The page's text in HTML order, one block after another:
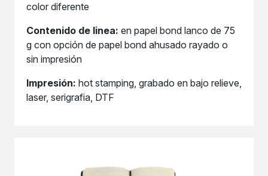
color diferente
Contenido de linea: en papel bond lanco de 75
g con opción de papel bond ahusado rayado o
sin impresión
Impresión: hot stamping, grabado en bajo relieve,
laser, serigrafia, DTF